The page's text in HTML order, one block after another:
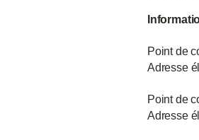
Point de
Adresse
Point de
Adresse